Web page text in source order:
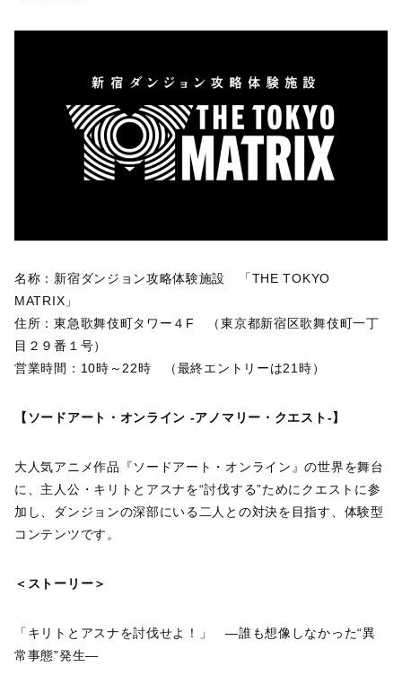
名称：新宿ダンジョン攻略体験施設 「THE TOKYO
MATRIX」
住所：東急歌舞伎町タワー４F （東京都新宿区歌舞伎町一丁
目２９番１号）
営業時間：10時～22時 （最終エントリーは21時）
【ソードアート・オンライン -アノマリー・クエスト-】
大人気アニメ作品『ソードアート・オンライン』の世界を舞台
に、主人公・キリトとアスナを“討伐する”ためにクエストに参
加し、ダンジョンの深部にいる二人との対決を目指す、体験型
コンテンツです。
＜ストーリー＞
「キリトとアスナを討伐せよ！」 ―誰も想像しなかった“異
常事態”発生―